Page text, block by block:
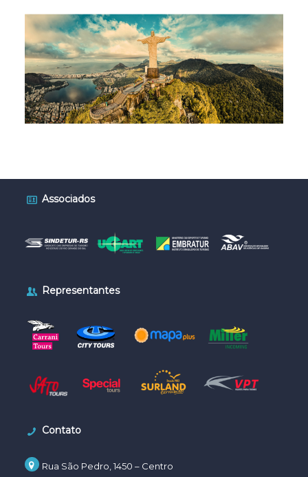
Associados
Representantes
Contato
Rua São Pedro, 1450 – Centro